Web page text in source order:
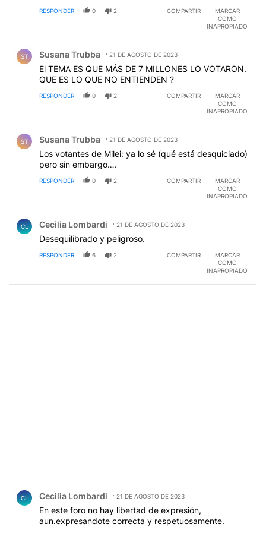
RESPONDER 0 2 COMPARTIR
MARCAR
COMO
INAPROPIADO
ST Susana Trubba 21 DE AGOSTO DE 2023
El TEMA ES QUE MÁS DE 7 MILLONES LO VOTARON.
QUE ES LO QUE NO ENTIENDEN ?
RESPONDER 0 2 COMPARTIR
MARCAR
COMO
INAPROPIADO
ST Susana Trubba 21 DE AGOSTO DE 2023
Los votantes de Milei: ya lo sé (qué está desquiciado)
pero sin embargo….
RESPONDER 0 2 COMPARTIR
MARCAR
COMO
INAPROPIADO
CL Cecilia Lombardi 21 DE AGOSTO DE 2023
Desequilibrado y peligroso.
RESPONDER 6 2 COMPARTIR
MARCAR
COMO
INAPROPIADO
CL Cecilia Lombardi 21 DE AGOSTO DE 2023
En este foro no hay libertad de expresión,
aun.expresandote correcta y respetuosamente.